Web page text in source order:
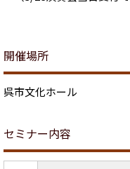
開催場所
呉市文化ホール
セミナー内容